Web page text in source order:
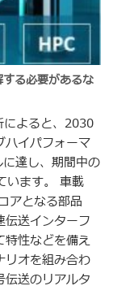
する必要があるな
よると、2030
ハイパフォーマ
達し、期間中の
います。 車載
アとなる部品
伝送インターフ
特性などを備え
リオを組み合わ
伝送のリアルタ